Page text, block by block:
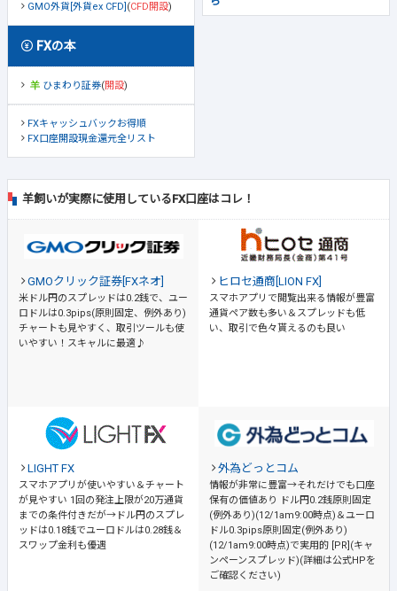
GMO外貨[外貨ex CFD] (CFD開設)
FXの本
ひまわり証券(開設)
FXキャッシュバックお得順
FX口座開設現金還元全リスト
羊飼いが実際に使用しているFX口座はコレ！
GMOクリック証券[FXネオ]
米ドル円のスプレッドは0.2銭で、ユー
ロドルは0.3pips(原則固定、例外あり)
チャートも見やすく、取引ツールも使
いやすい！スキャルに最適♪
ヒロセ通商[LION FX]
スマホアプリで閲覧出来る情報が豊富
通貨ペア数も多い＆スプレッドも低
い、取引で色々貰えるのも良い
LIGHT FX
スマホアプリが使いやすい＆チャート
が見やすい 1回の発注上限が20万通貨
までの条件付きだが→ドル円のスプレ
ッドは0.18銭でユーロドルは0.28銭＆
スワップ金利も優遇
外為どっとコム
情報が非常に豊富→それだけでも口座
保有の価値あり
ドル円0.2銭原則固定
(例外あり)(12/1am9:00時点)＆ユーロ
ドル0.3pips原則固定(例外あり)
(12/1am9:00時点)で実用的 [PR](キャ
ンペーンスプレッド)(詳細は公式HPを
ご確認ください)